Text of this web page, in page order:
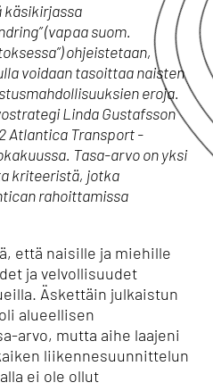
käsikirjassa
(vapaa suom.
ohjeistetaan,
voidaan tasoittaa naisten
eroja.
Linda Gustafsson
Atlantica Transport -
Tasa-arvo on yksi
kriteeristä, jotka
rahoittamissa
että naisille ja miehille
ja velvollisuudet
Äskettäin julkaistun
alueellisen
arvo, mutta aihe laajeni
liikennesuunnittelun
ei ole ollut